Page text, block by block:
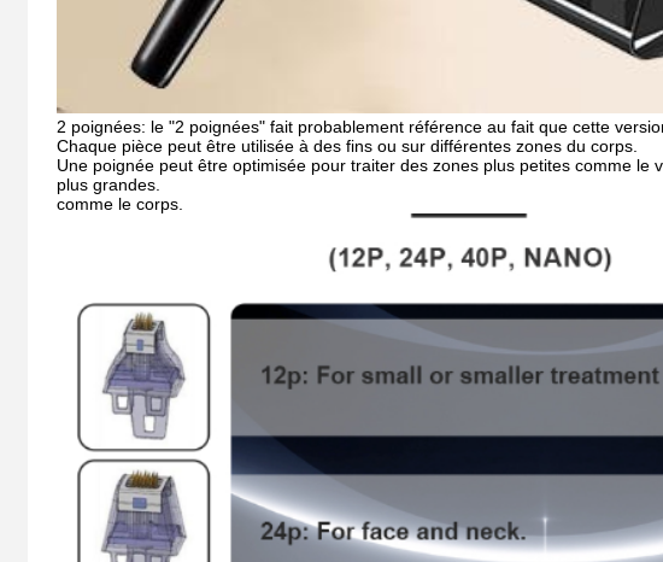
2 poignées: le "2 poignées" fait probablement référence au fait que cette
Chaque pièce peut être utilisée à des fins ou sur différentes zones du corps.
Une poignée peut être optimisée pour traiter des zones plus petites comme
plus grandes.
comme le corps.